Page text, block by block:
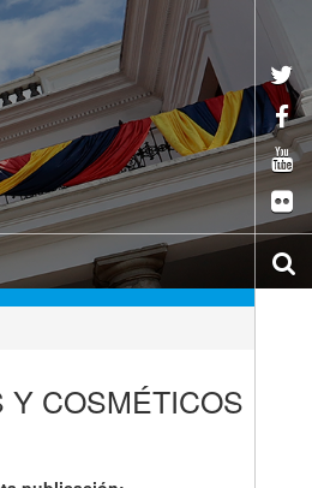
Y COSMÉTICOS